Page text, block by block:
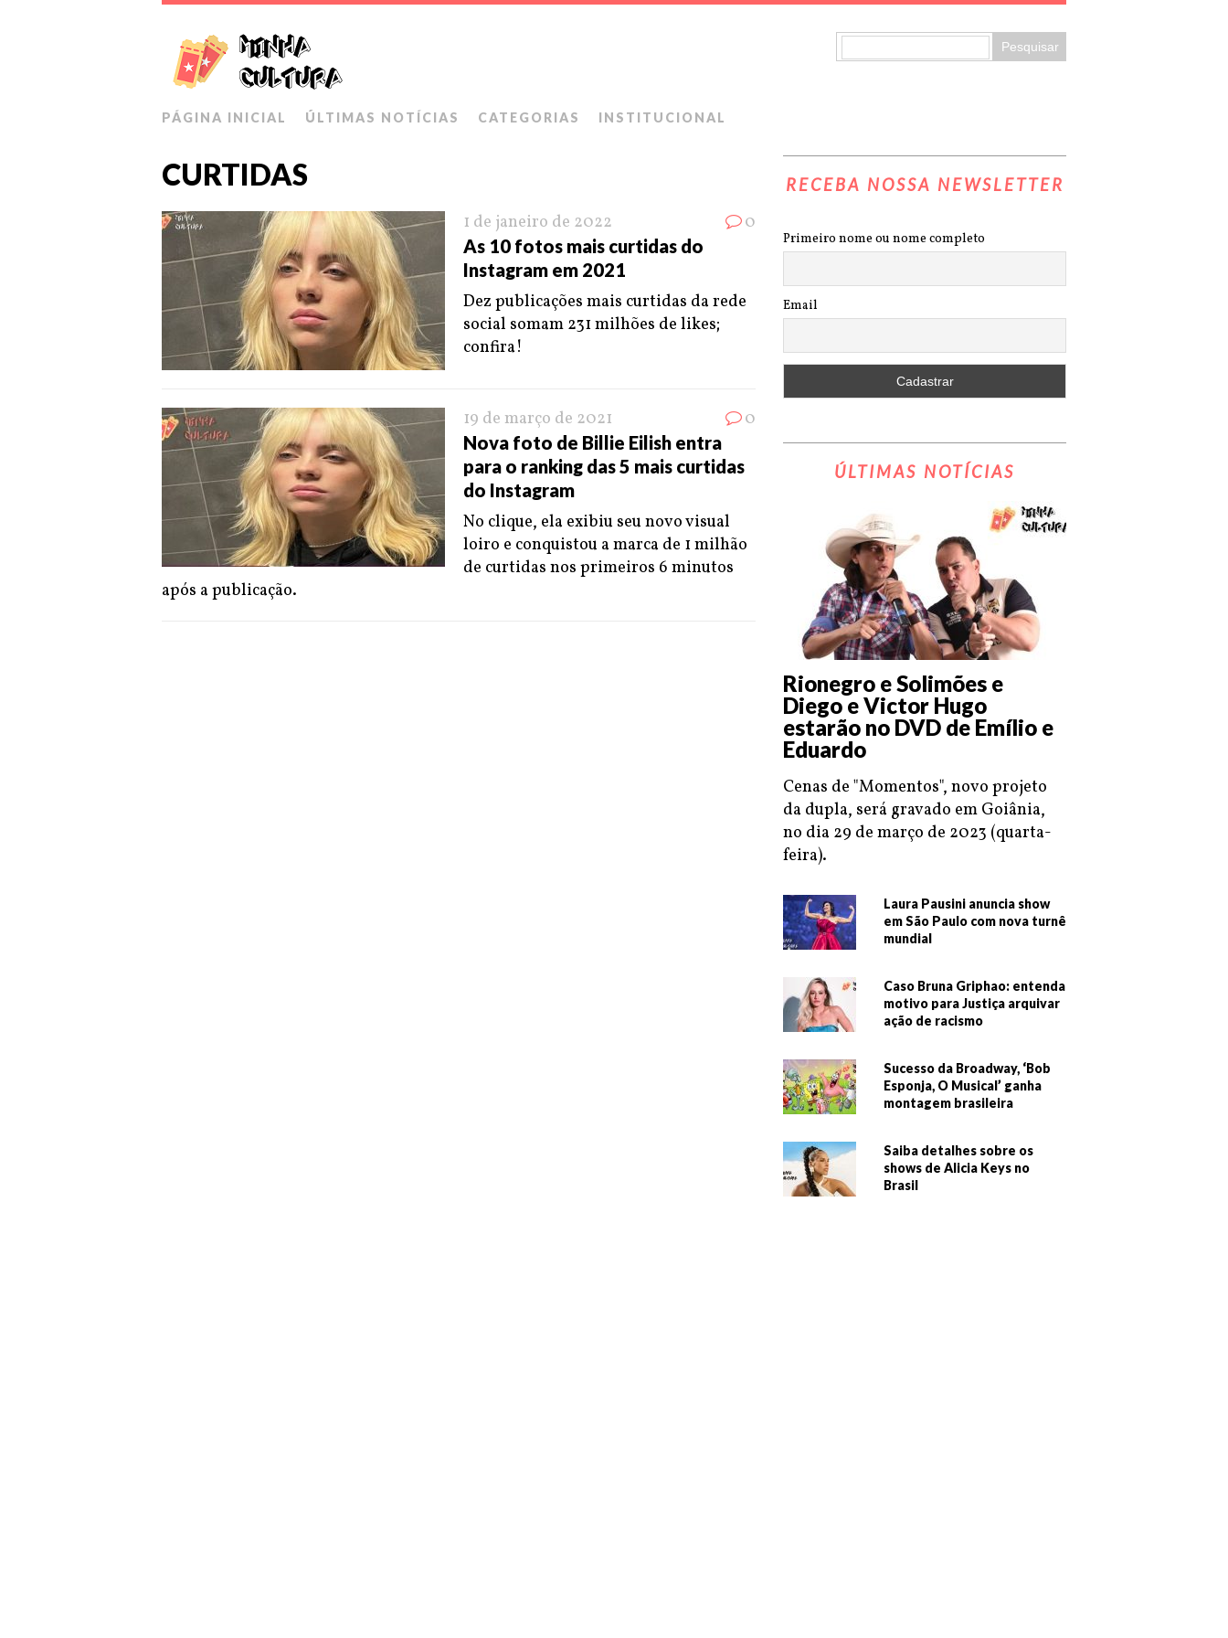
PÁGINA INICIAL ÚLTIMAS NOTÍCIAS CATEGORIAS INSTITUCIONAL
CURTIDAS
1 de janeiro de 2022 0
As 10 fotos mais curtidas do
Instagram em 2021
Dez publicações mais curtidas da rede
social somam 231 milhões de likes;
confira!
19 de março de 2021 0
Nova foto de Billie Eilish entra
para o ranking das 5 mais curtidas
do Instagram
No clique, ela exibiu seu novo visual
loiro e conquistou a marca de 1 milhão
de curtidas nos primeiros 6 minutos
após a publicação.
RECEBA NOSSA NEWSLETTER
Primeiro nome ou nome completo
Email
ÚLTIMAS NOTÍCIAS
Rionegro e Solimões e
Diego e Victor Hugo
estarão no DVD de Emílio e
Eduardo
Cenas de "Momentos", novo projeto
da dupla, será gravado em Goiânia,
no dia 29 de março de 2023 (quarta-
feira).
Laura Pausini anuncia show
em São Paulo com nova turnê
mundial
Caso Bruna Griphao: entenda
motivo para Justiça arquivar
ação de racismo
Sucesso da Broadway, ‘Bob
Esponja, O Musical’ ganha
montagem brasileira
Saiba detalhes sobre os
shows de Alicia Keys no
Brasil